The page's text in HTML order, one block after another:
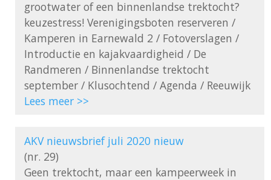
grootwater of een binnenlandse trektocht?
keuzestress! Verenigingsboten reserveren /
Kamperen in Earnewald 2 / Fotoverslagen /
Introductie en kajakvaardigheid / De
Randmeren / Binnenlandse trektocht
Lees meer >>
AKV nieuwsbrief juli 2020 nieuw
(nr. 29)
Geen trektocht, maar een kampeerweek in